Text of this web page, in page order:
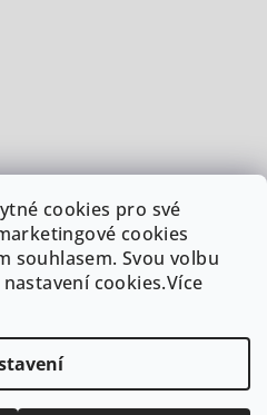
cookies pro své
cookies
souhlasem. Svou volbu
cookies.Více